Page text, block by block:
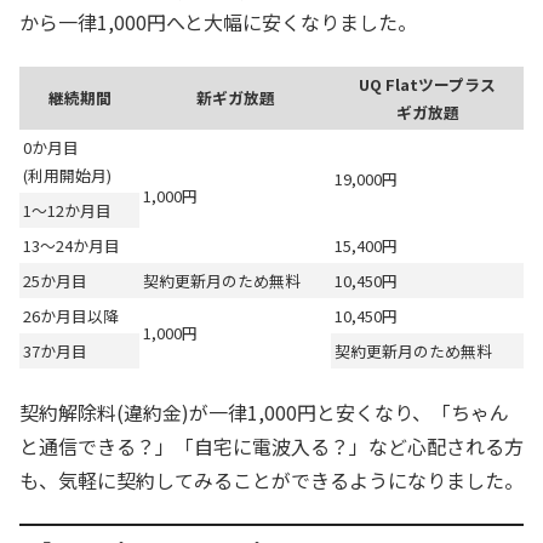
から一律1,000円へと大幅に安くなりました。
継続期間 新ギガ放題
UQ Flatツープラス
ギガ放題
0か月目
(利用開始月)
1,000円
19,000円
1～12か月目
13～24か月目
15,400円
25か月目
契約更新月のため無料
10,450円
26か月目以降
1,000円
10,450円
37か月目
契約更新月のため無料
契約解除料(違約金)が一律1,000円と安くなり、「ちゃん
と通信できる？」「自宅に電波入る？」など心配される方
も、気軽に契約してみることができるようになりました。